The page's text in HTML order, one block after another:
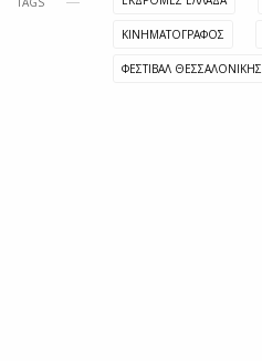
ΚΙΝΗΜΑΤΟΓΡΑΦΟΣ
ΦΕΣΤΙΒΑΛ ΘΕΣΣΑΛΟΝΙΚΗΣ